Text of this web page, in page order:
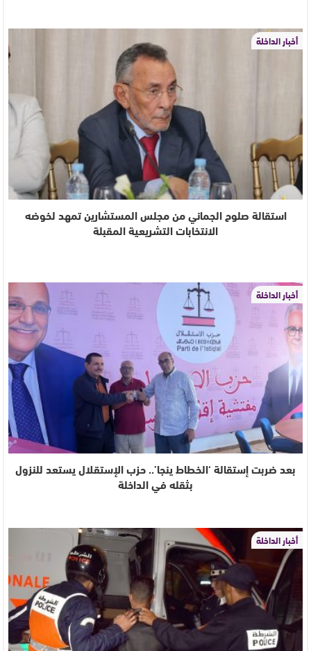
أخبار الداخلة
استقالة صلوح الجماني من مجلس المستشارين تمهد لخوضه
الانتخابات التشريعية المقبلة
أخبار الداخلة
بعد ضربت إستقالة ‘الخطاط ينجا’.. حزب الإستقلال يستعد للنزول
بثقله في الداخلة
أخبار الداخلة